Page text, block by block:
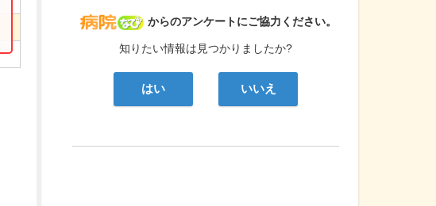
病院なび
からのアンケートにご協力ください。
知りたい情報は見つかりましたか?
はい いいえ